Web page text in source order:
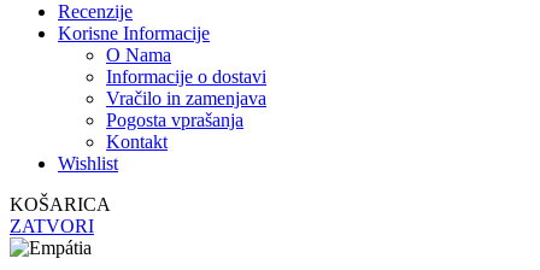
Recenzije
Korisne Informacije
O Nama
Informacije o dostavi
Vračilo in zamenjava
Pogosta vprašanja
Kontakt
Wishlist
KOŠARICA
ZATVORI